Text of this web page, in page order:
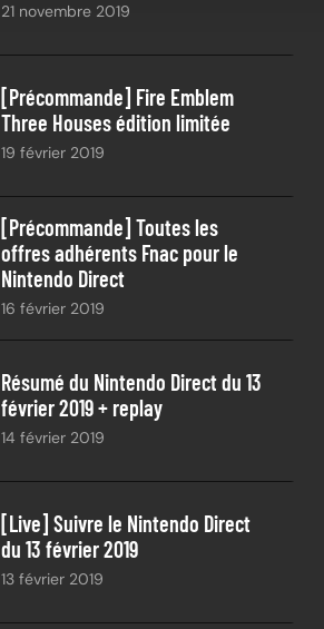
21 novembre 2019
[Précommande] Fire Emblem
Three Houses édition limitée
19 février 2019
[Précommande] Toutes les
offres adhérents Fnac pour le
Nintendo Direct
16 février 2019
Résumé du Nintendo Direct du 13
février 2019 + replay
14 février 2019
[Live] Suivre le Nintendo Direct
du 13 février 2019
13 février 2019